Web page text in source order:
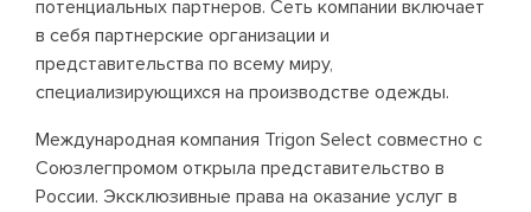
потенциальных партнеров. Сеть компании включает
в себя партнерские организации и
представительства по всему миру,
специализирующихся на производстве одежды.
Международная компания Trigon Select совместно с
Союзлегпромом открыла представительство в
России. Эксклюзивные права на оказание услуг в